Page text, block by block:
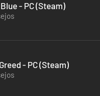
- PC (Steam)
- PC (Steam)